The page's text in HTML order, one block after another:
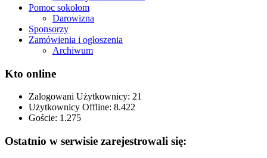
Pomoc sokołom
Darowizna
Sponsorzy
Zamówienia i ogłoszenia
Archiwum
Kto online
Zalogowani Użytkownicy: 21
Użytkownicy Offline: 8.422
Goście: 1.275
Ostatnio w serwisie zarejestrowali się: